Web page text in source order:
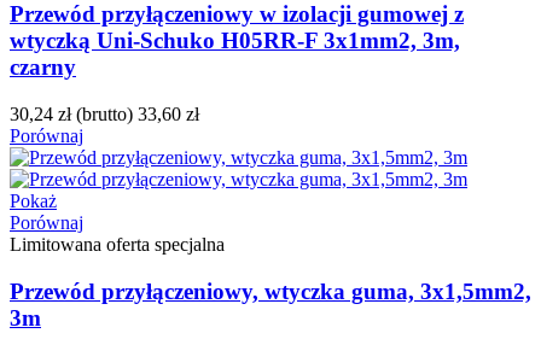
Przewód przyłączeniowy w izolacji gumowej z
wtyczką Uni-Schuko H05RR-F 3x1mm2, 3m,
czarny
30,24 zł (brutto) 33,60 zł
Porównaj
Pokaż
Porównaj
Limitowana oferta specjalna
Przewód przyłączeniowy, wtyczka guma, 3x1,5mm2,
3m